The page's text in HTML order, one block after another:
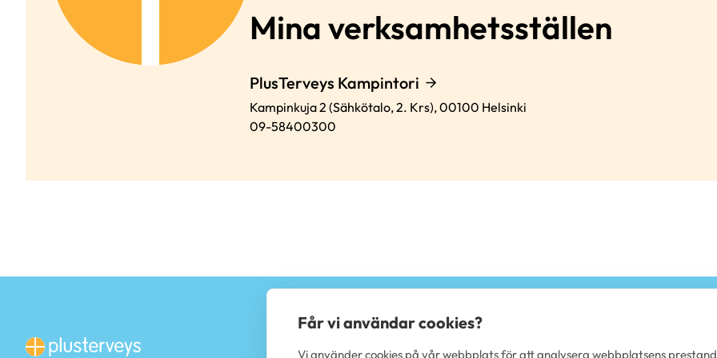
Mina verksamhetsställen
PlusTerveys Kampintori
Kampinkuja 2 (Sähkötalo, 2. Krs),00100 Helsinki
09-58400300
Får vi användar cookies?
Vi använder cookies på vår webbplats för att analysera webbplatsens